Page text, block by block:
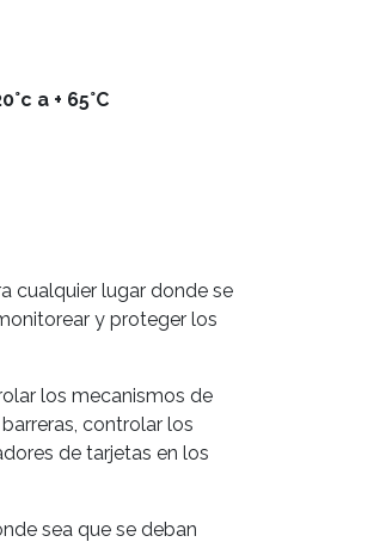
a + 65°C
cualquier lugar donde se
y proteger los
los mecanismos de
controlar los
de tarjetas en los
sea que se deban